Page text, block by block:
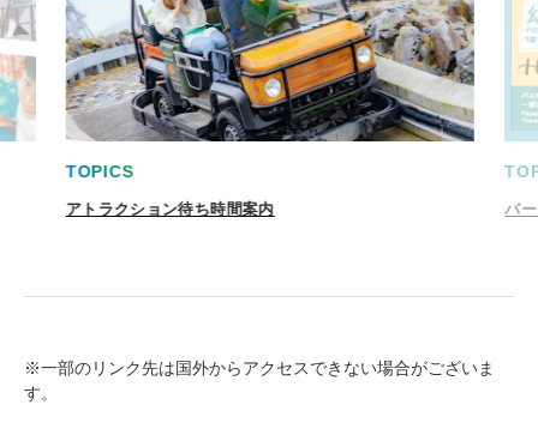
TOPICS
バースデーパスポート ア
※一部のリンク先は国外からアクセスできない場合がございま
す。